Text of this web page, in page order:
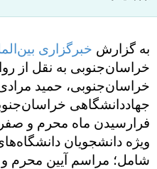
به گزارش خبرگزاری
خراسان‌جنوبی به نقل از
خراسان‌جنوبی، حمید
جهاددانشگاهی
فرارسیدن ماه محرم و
ویژه دانشجویان
شامل؛ مراسم آیین